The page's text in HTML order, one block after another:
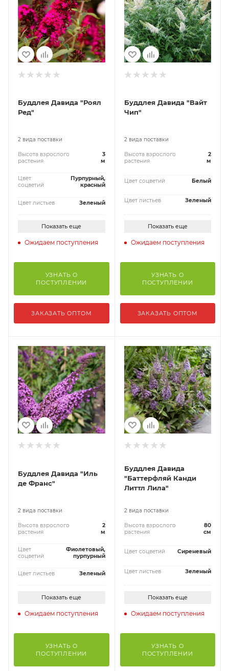
Буддлея Давида "Роял
Ред"
2 вида поставки
Высота взрослого
растения
3
м
Цвет
соцветий
Пурпурный,
красный
Цвет листьев Зеленый
Показать еще
Ожидаем поступления
УЗНАТЬ О
ПОСТУПЛЕНИИ
ЗАКАЗАТЬ ОПТОМ
Буддлея Давида "Вайт
Чип"
2 вида поставки
Высота взрослого
растения
2
м
Цвет соцветий Белый
Цвет листьев Зеленый
Показать еще
Ожидаем поступления
УЗНАТЬ О
ПОСТУПЛЕНИИ
ЗАКАЗАТЬ ОПТОМ
Буддлея Давида "Иль
де Франс"
2 вида поставки
Высота взрослого
растения
2
м
Цвет
соцветий
Фиолетовый,
пурпурный
Цвет листьев Зеленый
Показать еще
Ожидаем поступления
УЗНАТЬ О
ПОСТУПЛЕНИИ
Буддлея Давида
"Баттерфляй Канди
Литтл Лила"
2 вида поставки
Высота взрослого
растения
80
см
Цвет соцветий Сиреневый
Цвет листьев Зеленый
Показать еще
Ожидаем поступления
УЗНАТЬ О
ПОСТУПЛЕНИИ